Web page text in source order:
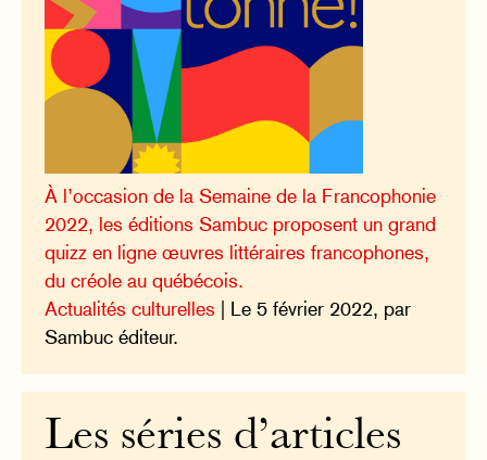
À l’occasion de la Semaine de la Francophonie
2022, les éditions Sambuc proposent un grand
quizz en ligne œuvres littéraires francophones,
du créole au québécois.
Actualités culturelles | Le 5 février 2022, par
Sambuc éditeur.
Les séries d’articles